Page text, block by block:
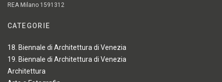
REA Milano 1591312
CATEGORIE
18. Biennale di Architettura di Venezia
19. Biennale di Architettura di Venezia
Architettura